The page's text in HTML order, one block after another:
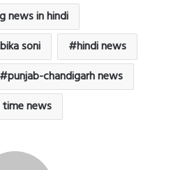
s
a
g
e
r
e
news in hindi
soni
hindi news
punjab-chandigarh news
news